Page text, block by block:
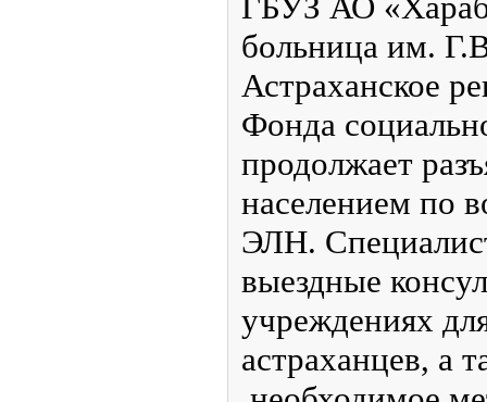
больница им.
Астраханское
Фонда
продолжает
населением по
ЭЛН.
выездные
учреждениях
астраханцев, а